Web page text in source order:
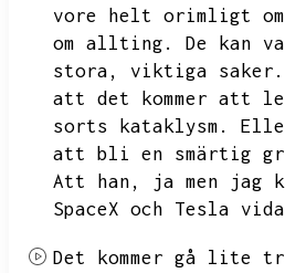
vore helt orimligt
om allting.
De kan
stora,
viktiga saker.
att det kommer att
sorts kataklysm.
att bli en smärtig
Att han,
ja men jag
SpaceX och Tesla
Det kommer gå lite